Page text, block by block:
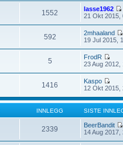
1552
lasse1962
21 Okt 2015,
592
2mhaaland
19 Jul 2015,
5
FrodR
23 Aug 2012,
1416
Kaspo
12 Okt 2015,
INNLEGG SISTE
2339
BeerBandit
14 Aug 2017,